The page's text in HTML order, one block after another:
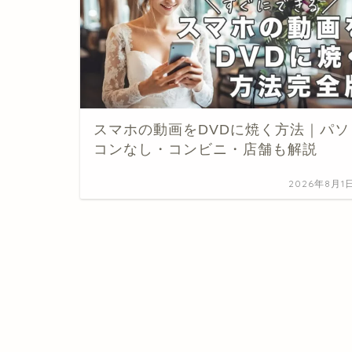
スマホの動画をDVDに焼く方法｜パソ
コンなし・コンビニ・店舗も解説
2026年8月1